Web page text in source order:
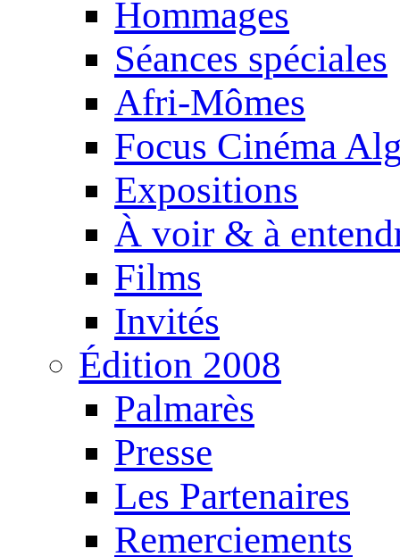
Hommages
Séances spéciales
Afri-Mômes
Focus Cinéma
Expositions
À voir & à
Films
Invités
Édition 2008
Palmarès
Presse
Les Partenaires
Remerciements